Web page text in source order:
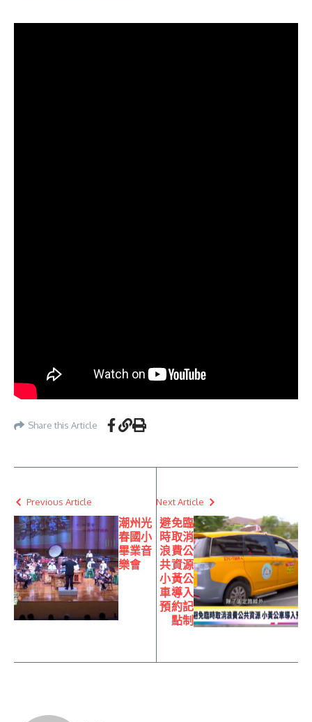
Share this Article
Previous Article
潮州光
春國小
畢業音
樂會
Next Article
避免臨
時取消
浪費公
共資源
小黃公
車導入
預約記
點制